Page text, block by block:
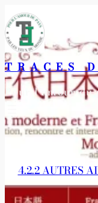
Aller
au
contenu
TRACES
Pour l’amour du
4.2.2 AUTRES